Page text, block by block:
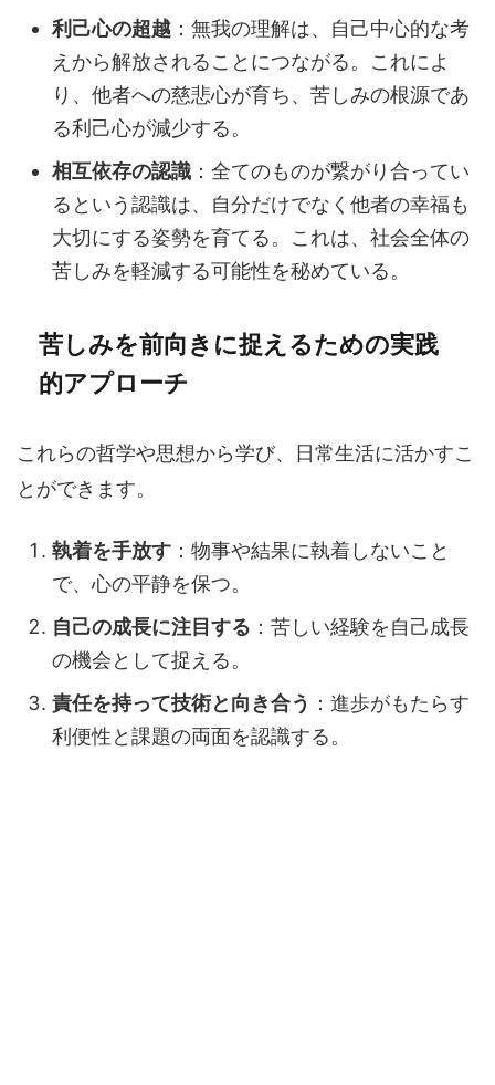
利己心の超越 ：無我の理解は、自己中心的な考
えから解放されることにつながる。これによ
り、他者への慈悲心が育ち、苦しみの根源であ
る利己心が減少する。
相互依存の認識 ：全てのものが繋がり合ってい
るという認識は、自分だけでなく他者の幸福も
大切にする姿勢を育てる。これは、社会全体の
苦しみを軽減する可能性を秘めている。
苦しみを前向きに捉えるための実践
的アプローチ
これらの哲学や思想から学び、日常生活に活かすこ
とができます。
執着を手放す ：物事や結果に執着しないこと
で、心の平静を保つ。
自己の成長に注目する ：苦しい経験を自己成長
の機会として捉える。
責任を持って技術と向き合う ：進歩がもたらす
利便性と課題の両面を認識する。